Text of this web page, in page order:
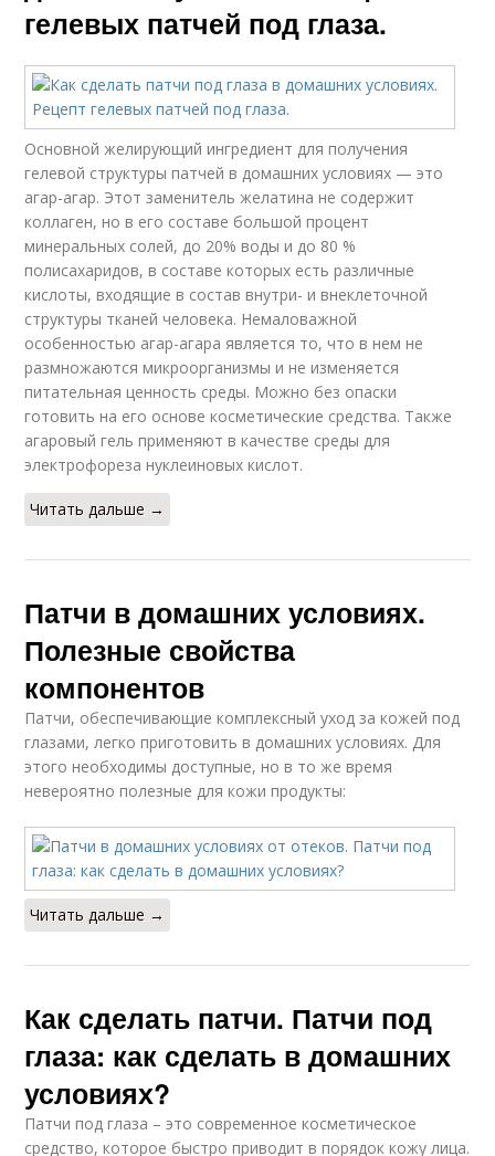
гелевых патчей под глаза.
Основной желирующий ингредиент для получения
гелевой структуры патчей в домашних условиях — это
агар-агар. Этот заменитель желатина не содержит
коллаген, но в его составе большой процент
минеральных солей, до 20% воды и до 80 %
полисахаридов, в составе которых есть различные
кислоты, входящие в состав внутри- и внеклеточной
структуры тканей человека. Немаловажной
особенностью агар-агара является то, что в нем не
размножаются микроорганизмы и не изменяется
питательная ценность среды. Можно без опаски
готовить на его основе косметические средства. Также
агаровый гель применяют в качестве среды для
электрофореза нуклеиновых кислот.
Читать дальше →
Патчи в домашних условиях.
Полезные свойства
компонентов
Патчи, обеспечивающие комплексный уход за кожей под
глазами, легко приготовить в домашних условиях. Для
этого необходимы доступные, но в то же время
невероятно полезные для кожи продукты:
Читать дальше →
Как сделать патчи. Патчи под
глаза: как сделать в домашних
условиях?
Патчи под глаза – это современное косметическое
средство, которое быстро приводит в порядок кожу лица.